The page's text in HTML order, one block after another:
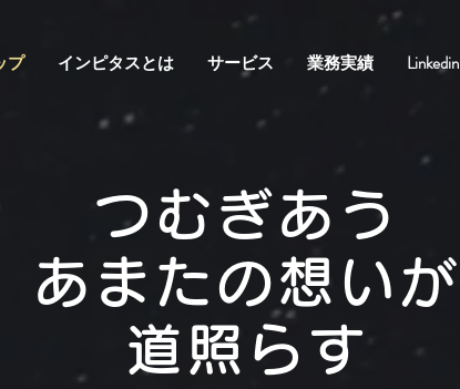
プ インピタスとは サービス 業務実績 Linkedin
つむぎあう
あまたの想いが
道照らす